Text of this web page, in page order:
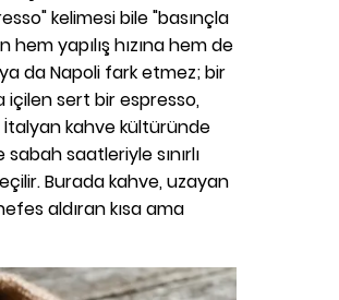
kelimesi bile "basınçla
hem yapılış hızına hem de
da Napoli fark etmez; bir
sert bir espresso,
İtalyan kahve kültüründe
saatleriyle sınırlı
Burada kahve, uzayan
aldıran kısa ama